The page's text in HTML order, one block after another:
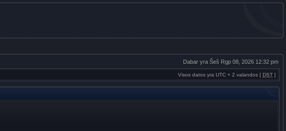
Dabar yra Šeš Rgp 08, 2026 12:32 pm
Visos datos yra UTC + 2 valandos [ DST ]